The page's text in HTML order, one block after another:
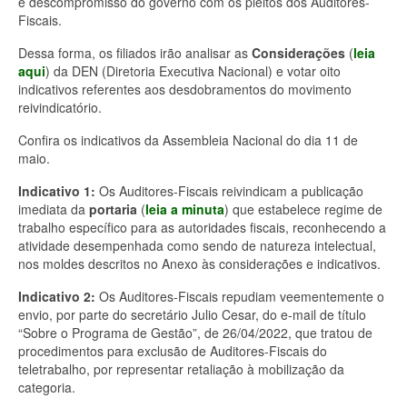
Fiscais.
Dessa forma, os filiados irão analisar as Considerações (leia
aqui) da DEN (Diretoria Executiva Nacional) e votar oito
indicativos referentes aos desdobramentos do movimento
reivindicatório.
Confira os indicativos da Assembleia Nacional do dia 11 de
maio.
Indicativo 1: Os Auditores-Fiscais reivindicam a publicação
imediata da portaria (leia a minuta) que estabelece regime de
trabalho específico para as autoridades fiscais, reconhecendo a
atividade desempenhada como sendo de natureza intelectual,
nos moldes descritos no Anexo às considerações e indicativos.
Indicativo 2: Os Auditores-Fiscais repudiam veementemente o
envio, por parte do secretário Julio Cesar, do e-mail de título
“Sobre o Programa de Gestão”, de 26/04/2022, que tratou de
procedimentos para exclusão de Auditores-Fiscais do
teletrabalho, por representar retaliação à mobilização da
categoria.